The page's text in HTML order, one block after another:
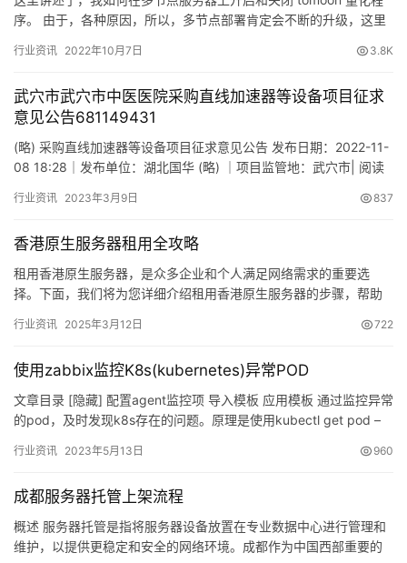
序。 由于，各种原因，所以，多节点部署肯定会不断的升级，这里
行业资讯 2022年10月7日 3.8K
武穴市武穴市中医医院采购直线加速器等设备项目征求
意见公告681149431
(略) 采购直线加速器等设备项目征求意见公告 发布日期：2022-11-
08 18:28｜发布单位：湖北国华 (略) ｜项目监管地：武穴市| 阅读
行业资讯 2023年3月9日 837
香港原生服务器租用全攻略
租用香港原生服务器，是众多企业和个人满足网络需求的重要选
择。下面，我们将为您详细介绍租用香港原生服务器的步骤，帮助
需求…
行业资讯 2025年3月12日 722
使用zabbix监控K8s(kubernetes)异常POD
文章目录 [隐藏] 配置agent监控项 导入模板 应用模板 通过监控异常
的pod，及时发现k8s存在的问题。原理是使用kubectl get pod –
行业资讯 2023年5月13日 960
成都服务器托管上架流程
概述 服务器托管是指将服务器设备放置在专业数据中心进行管理和
维护，以提供更稳定和安全的网络环境。成都作为中国西部重要的